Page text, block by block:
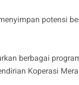
potensi
berbagai
Koperasi